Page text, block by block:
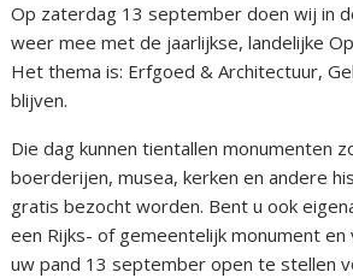
Op zaterdag 13 september doen wij in
weer mee met de jaarlijkse, landelijke
Het thema is: Erfgoed & Architectuur,
blijven.
Die dag kunnen tientallen monumenten
boerderijen, musea, kerken en andere
gratis bezocht worden. Bent u ook
een Rijks- of gemeentelijk monument en
uw pand 13 september open te stellen